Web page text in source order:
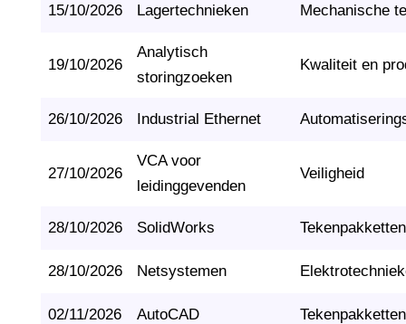
15/10/2026 Lagertechnieken Mechanische
19/10/2026
Analytisch
storingzoeken
Kwaliteit en
26/10/2026 Industrial Ethernet
27/10/2026
VCA voor
leidinggevenden
Veiligheid
28/10/2026 SolidWorks Tekenpakketten
28/10/2026 Netsystemen
02/11/2026 AutoCAD Tekenpakketten